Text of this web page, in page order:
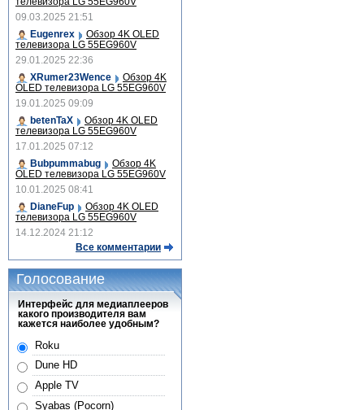
телевизора LG 55EG960V
09.03.2025 21:51
Eugenrex
Обзор 4K OLED
телевизора LG 55EG960V
29.01.2025 22:36
XRumer23Wence
Обзор 4K
OLED телевизора LG 55EG960V
19.01.2025 09:09
betenTaX
Обзор 4K OLED
телевизора LG 55EG960V
17.01.2025 07:12
Bubpummabug
Обзор 4K
OLED телевизора LG 55EG960V
10.01.2025 08:41
DianeFup
Обзор 4K OLED
телевизора LG 55EG960V
14.12.2024 21:12
Все комментарии
Голосование
Интерфейс для медиаплееров
какого производителя вам
кажется наиболее удобным?
Roku
Dune HD
Apple TV
Syabas (Pocorn)